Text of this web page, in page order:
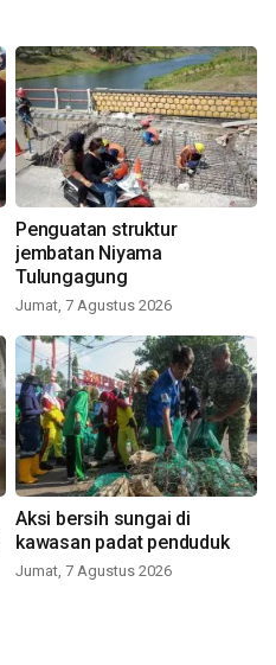
Penguatan struktur
jembatan Niyama
Tulungagung
Jumat, 7 Agustus 2026
Aksi bersih sungai di
kawasan padat penduduk
Jumat, 7 Agustus 2026